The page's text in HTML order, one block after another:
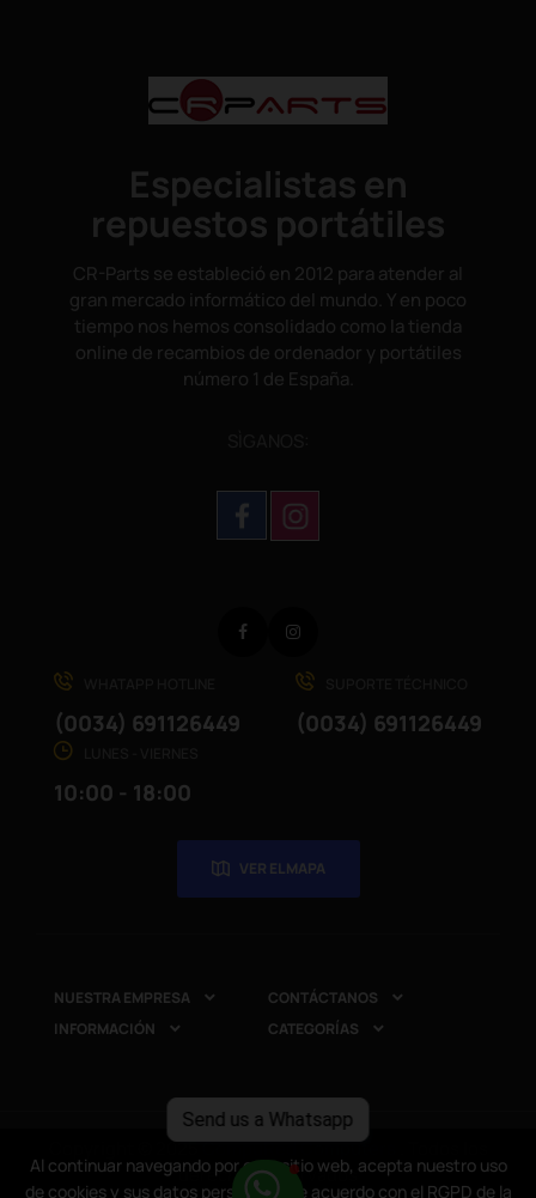
Send us a Whatsapp
Al continuar navegando por este sitio web, acepta nuestro uso
de cookies y sus datos personales de acuerdo con el RGPD de la
Especialistas en
repuestos portátiles
CR-Parts se estableció en 2012 para atender al
gran mercado informático del mundo. Y en poco
tiempo nos hemos consolidado como la tienda
online de recambios de ordenador y portátiles
número 1 de España.
(0034) 691126449 (0034) 691126449
10:00 - 18:00
VER EL MAPA
Facebook
NUESTRA EMPRESA  CONTÁCTANOS 
INFORMACIÓN  CATEGORÍAS 
Al continuar navegando por este sitio web, acepta nuestro uso
de cookies y sus datos personales de acuerdo con el RGPD de la
Copyright © 2025CompuRed Computers
derechos reservados